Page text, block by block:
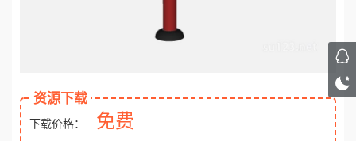
资源下载
下载价格： 免费